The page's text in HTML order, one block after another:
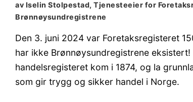
av Iselin Stolpestad, Tjenesteeier for
Brønnøysundregistrene
Den 3. juni 2024 var Foretaksregisteret
har ikke Brønnøysundregistrene
handelsregisteret kom i 1874, og la
som gir trygg og sikker handel i Norge.